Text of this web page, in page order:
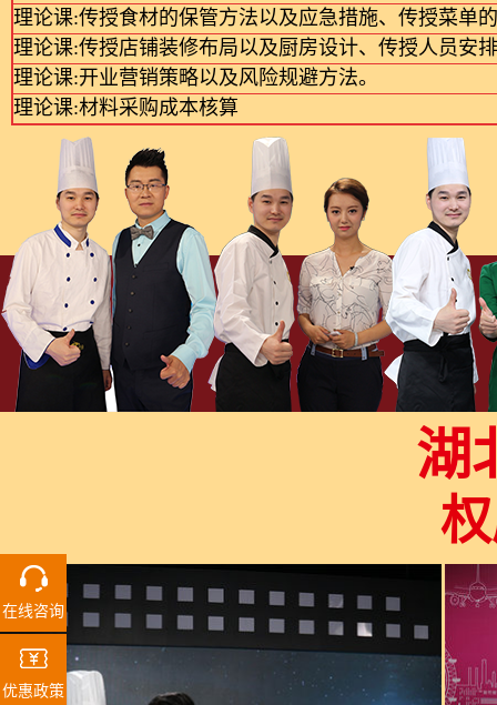
理论课:传授食材的保管方法以及应急措施、传授菜单
理论课:传授店铺装修布局以及厨房设计、传授人员安
理论课:开业营销策略以及风险规避方法。
理论课:材料采购成本核算
湖
在线咨询
优惠政策